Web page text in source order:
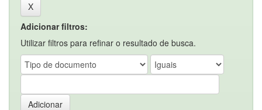
Adicionar filtros:
Utilizar filtros para refinar o resultado de busca.